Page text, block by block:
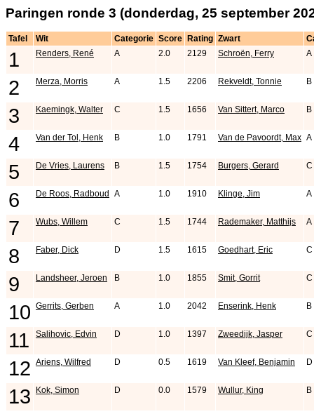
Paringen ronde 3 (donderdag, 25 september
Tafel Wit Categorie Score Rating Zwart
1 Renders, René A 2.0 2129 Schroën, Ferry A
2 Merza, Morris A 1.5 2206 Rekveldt, Tonnie B
3 Kaemingk, Walter C 1.5 1656 Van Sittert, Marco B
4 Van der Tol, Henk B 1.0 1791 Van de Pavoordt, Max A
5 De Vries, Laurens B 1.5 1754 Burgers, Gerard C
6 De Roos, Radboud A 1.0 1910 Klinge, Jim A
7 Wubs, Willem C 1.5 1744 Rademaker, Matthijs A
8 Faber, Dick D 1.5 1615 Goedhart, Eric C
9 Landsheer, Jeroen B 1.0 1855 Smit, Gorrit C
10 Gerrits, Gerben A 1.0 2042 Enserink, Henk B
11 Salihovic, Edvin D 1.0 1397 Zweedijk, Jasper C
12 Ariens, Wilfred D 0.5 1619 Van Kleef, Benjamin D
13 Kok, Simon D 0.0 1579 Wullur, King B